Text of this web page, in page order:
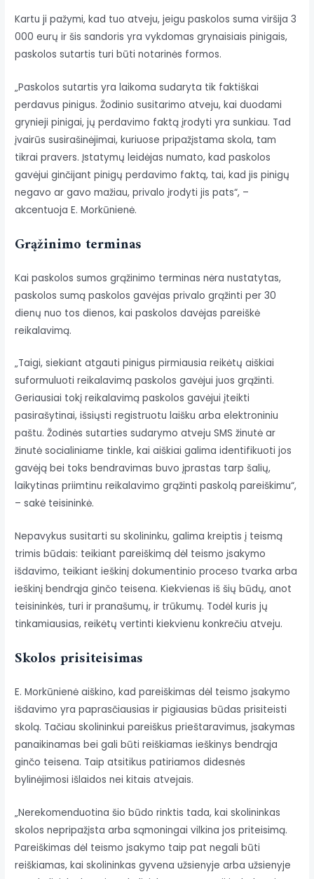
Kartu ji pažymi, kad tuo atveju, jeigu paskolos suma viršija 3
000 eurų ir šis sandoris yra vykdomas grynaisiais pinigais,
paskolos sutartis turi būti notarinės formos.
„Paskolos sutartis yra laikoma sudaryta tik faktiškai
perdavus pinigus. Žodinio susitarimo atveju, kai duodami
grynieji pinigai, jų perdavimo faktą įrodyti yra sunkiau. Tad
įvairūs susirašinėjimai, kuriuose pripažįstama skola, tam
tikrai pravers. Įstatymų leidėjas numato, kad paskolos
gavėjui ginčijant pinigų perdavimo faktą, tai, kad jis pinigų
negavo ar gavo mažiau, privalo įrodyti jis pats“, –
akcentuoja E. Morkūnienė.
Grąžinimo terminas
Kai paskolos sumos grąžinimo terminas nėra nustatytas,
paskolos sumą paskolos gavėjas privalo grąžinti per 30
dienų nuo tos dienos, kai paskolos davėjas pareiškė
reikalavimą.
„Taigi, siekiant atgauti pinigus pirmiausia reikėtų aiškiai
suformuluoti reikalavimą paskolos gavėjui juos grąžinti.
Geriausiai tokį reikalavimą paskolos gavėjui įteikti
pasirašytinai, išsiųsti registruotu laišku arba elektroniniu
paštu. Žodinės sutarties sudarymo atveju SMS žinutė ar
žinutė socialiniame tinkle, kai aiškiai galima identifikuoti jos
gavėją bei toks bendravimas buvo įprastas tarp šalių,
laikytinas priimtinu reikalavimo grąžinti paskolą pareiškimu“,
– sakė teisininkė.
Nepavykus susitarti su skolininku, galima kreiptis į teismą
trimis būdais: teikiant pareiškimą dėl teismo įsakymo
išdavimo, teikiant ieškinį dokumentinio proceso tvarka arba
ieškinį bendrąja ginčo teisena. Kiekvienas iš šių būdų, anot
teisininkės, turi ir pranašumų, ir trūkumų. Todėl kuris jų
tinkamiausias, reikėtų vertinti kiekvienu konkrečiu atveju.
Skolos prisiteisimas
E. Morkūnienė aiškino, kad pareiškimas dėl teismo įsakymo
išdavimo yra paprasčiausias ir pigiausias būdas prisiteisti
skolą. Tačiau skolininkui pareiškus prieštaravimus, įsakymas
panaikinamas bei gali būti reiškiamas ieškinys bendrąja
ginčo teisena. Taip atsitikus patiriamos didesnės
bylinėjimosi išlaidos nei kitais atvejais.
„Nerekomenduotina šio būdo rinktis tada, kai skolininkas
skolos nepripažįsta arba sąmoningai vilkina jos priteisimą.
Pareiškimas dėl teismo įsakymo taip pat negali būti
reiškiamas, kai skolininkas gyvena užsienyje arba užsienyje